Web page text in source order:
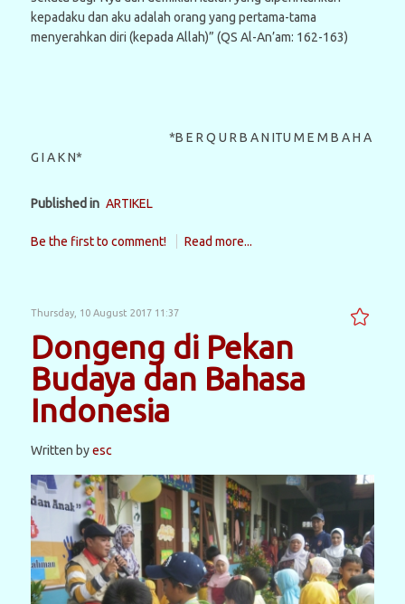
kepadaku dan aku adalah orang yang pertama-tama
menyerahkan diri (kepada Allah)” (QS Al-An’am: 162-163)
*B E R Q U R B A N ITU M E M B A H A
G I A K N*
Published in ARTIKEL
Be the first to comment! Read more...
Thursday, 10 August 2017 11:37
Dongeng di Pekan
Budaya dan Bahasa
Indonesia
Written byesc